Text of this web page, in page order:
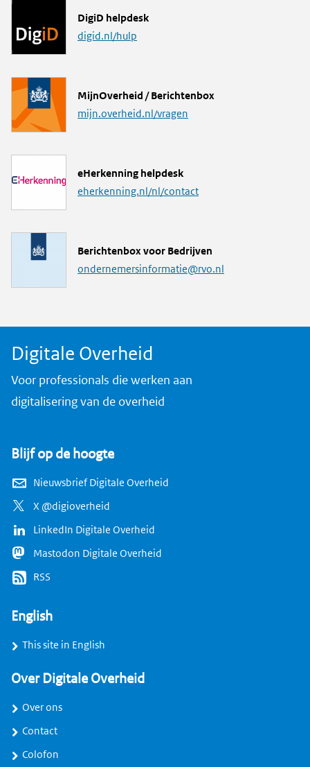
L
i
DigiD helpdesk
digid.nl/hulp
L
i
MijnOverheid / Berichtenbox
mijn.overheid.nl/vragen
L
i
eHerkenning helpdesk
eherkenning.nl/nl/contact
M
a
r
e
Berichtenbox voor Bedrijven
ondernemersinformatie@rvo.nl
Digitale Overheid
Voor professionals die werken aan
digitalisering van de overheid
Blijf op de hoogte
Nieuwsbrief Digitale Overheid
X @digioverheid
LinkedIn Digitale Overheid
Mastodon Digitale Overheid
RSS
English
This site in English
Over Digitale Overheid
Over ons
Contact
Colofon